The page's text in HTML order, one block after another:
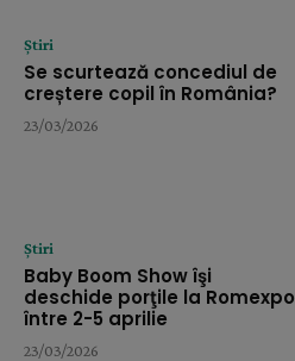
Știri
Se scurtează concediul de
creștere copil în România?
23/03/2026
Știri
Baby Boom Show îşi
deschide porţile la Romexpo
între 2-5 aprilie
23/03/2026